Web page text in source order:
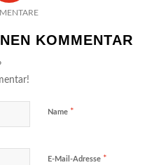
KOMMENTAR
Name *
E-Mail-Adresse *